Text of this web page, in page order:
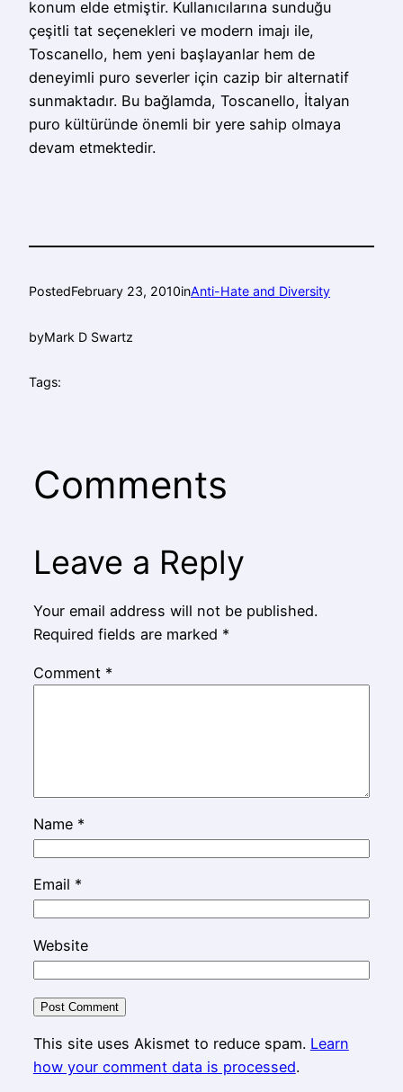
konum elde etmiştir. Kullanıcılarına sunduğu
çeşitli tat seçenekleri ve modern imajı ile,
Toscanello, hem yeni başlayanlar hem de
deneyimli puro severler için cazip bir alternatif
sunmaktadır. Bu bağlamda, Toscanello, İtalyan
puro kültüründe önemli bir yere sahip olmaya
devam etmektedir.
PostedFebruary 23, 2010inAnti-Hate and Diversity
byMark D Swartz
Tags:
Comments
Leave a Reply
Your email address will not be published.
Required fields are marked *
Comment *
Name *
Email *
Website
This site uses Akismet to reduce spam. Learn
how your comment data is processed.